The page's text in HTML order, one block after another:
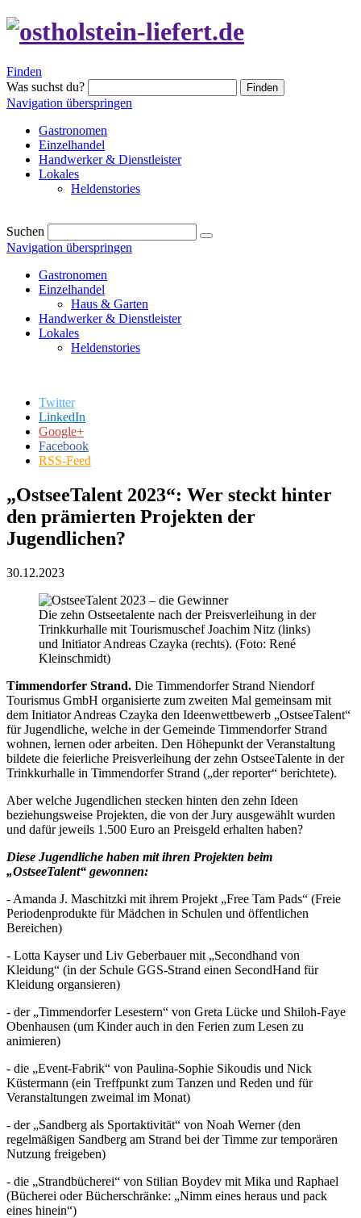
Finden
Was suchst du?
Finden
Navigation überspringen
Gastronomen
Einzelhandel
Handwerker & Dienstleister
Lokales
Heldenstories
Suchen
Navigation überspringen
Gastronomen
Einzelhandel
Haus & Garten
Handwerker & Dienstleister
Lokales
Heldenstories
Twitter
LinkedIn
Google+
Facebook
RSS-Feed
„OstseeTalent 2023“: Wer steckt hinter
den prämierten Projekten der
Jugendlichen?
30.12.2023
Die zehn Ostseetalente nach der Preisverleihung in der
Trinkkurhalle mit Tourismuschef Joachim Nitz (links)
und Initiator Andreas Czayka (rechts). (Foto: René
Kleinschmidt)
Timmendorfer Strand. Die Timmendorfer Strand Niendorf
Tourismus GmbH organisierte zum zweiten Mal gemeinsam mit
dem Initiator Andreas Czayka den Ideenwettbewerb „OstseeTalent“
für Jugendliche, welche in der Gemeinde Timmendorfer Strand
wohnen, lernen oder arbeiten. Den Höhepunkt der Veranstaltung
bildete die feierliche Preisverleihung der zehn OstseeTalente in der
Trinkkurhalle in Timmendorfer Strand („der reporter“ berichtete).
Aber welche Jugendlichen stecken hinten den zehn Ideen
beziehungsweise Projekten, die von der Jury ausgewählt wurden
und dafür jeweils 1.500 Euro an Preisgeld erhalten haben?
Diese Jugendliche haben mit ihren Projekten beim
„OstseeTalent“ gewonnen:
- Amanda J. Maschitzki mit ihrem Projekt „Free Tam Pads“ (Freie
Periodenprodukte für Mädchen in Schulen und öffentlichen
Bereichen)
- Lotta Kayser und Liv Geberbauer mit „Secondhand von
Kleidung“ (in der Schule GGS-Strand einen SecondHand für
Kleidung organsieren)
- der „Timmendorfer Lesestern“ von Greta Lücke und Shiloh-Faye
Obenhausen (um Kinder auch in den Ferien zum Lesen zu
animieren)
- die „Event-Fabrik“ von Paulina-Sophie Sikoudis und Nick
Küstermann (ein Treffpunkt zum Tanzen und Reden und für
Veranstaltungen zweimal im Monat)
- der „Sandberg als Sportaktivität“ von Noah Werner (den
regelmäßigen Sandberg am Strand bei der Timme zur temporären
Nutzung freigeben)
- die „Strandbücherei“ von Stilian Boydev mit Mika und Raphael
(Bücherei oder Bücherschränke: „Nimm eines heraus und pack
eines hinein“)